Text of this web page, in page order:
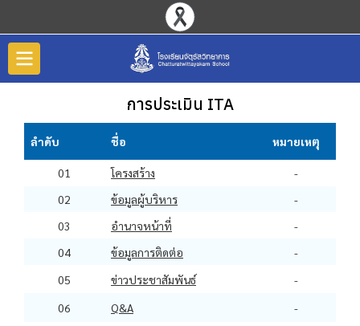
การประเมิน ITA
ลำดับ ชื่อ หมายเหตุ
01 โครงสร้าง
-
02
ข้อมูลผู้บริหาร
-
03
อำนาจหน้าที่
-
04
ข้อมูลการติดต่อ
-
05
ข่าวประชาสัมพันธ์
-
06
Q&A -